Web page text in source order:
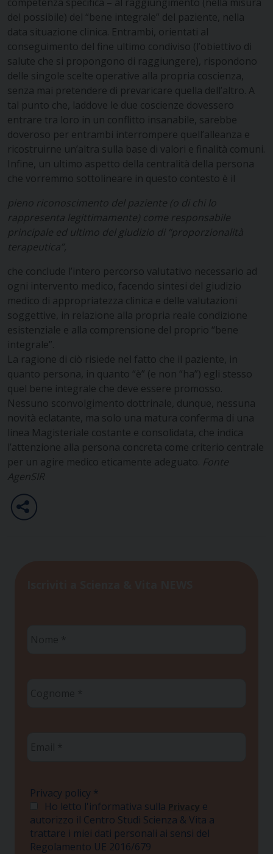
del possibile) del “bene integrale” del paziente, nella
data situazione clinica. Entrambi, orientati al
conseguimento del fine ultimo condiviso (l’obiettivo di
salute che si propongono di raggiungere), rispondono
delle singole scelte operative alla propria coscienza,
senza mai pretendere di prevaricare quella dell’altro. A
tal punto che, laddove le due coscienze dovessero
entrare tra loro in un conflitto insanabile, sarebbe
doveroso per entrambi interrompere quell’alleanza e
ricostruirne un’altra sulla base di valori e finalità comuni.
Infine, un ultimo aspetto della centralità della persona
che vorremmo sottolineare in questo contesto è il
pieno riconoscimento del paziente (o di chi lo
rappresenta legittimamente) come responsabile
principale ed ultimo del giudizio di “proporzionalità
terapeutica”,
che conclude l’intero percorso valutativo necessario ad
ogni intervento medico, facendo sintesi del giudizio
medico di appropriatezza clinica e delle valutazioni
soggettive, in relazione alla propria reale condizione
esistenziale e alla comprensione del proprio “bene
integrale”.
La ragione di ciò risiede nel fatto che il paziente, in
quanto persona, in quanto “è” (e non “ha”) egli stesso
quel bene integrale che deve essere promosso.
Nessuno sconvolgimento dottrinale, dunque, nessuna
novità eclatante, ma solo una matura conferma di una
linea Magisteriale costante e consolidata, che indica
l’attenzione alla persona concreta come criterio centrale
per un agire medico eticamente adeguato. Fonte
AgenSIR
Privacy policy *
Ho letto l'informativa sulla Privacy e
autorizzo il Centro Studi Scienza & Vita a
trattare i miei dati personali ai sensi del
Regolamento UE 2016/679